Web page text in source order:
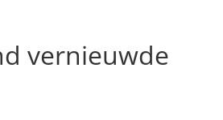
vernieuwde